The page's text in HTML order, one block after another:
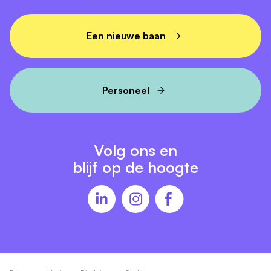
Een nieuwe baan
Personeel
Volg ons en
blijf op de hoogte